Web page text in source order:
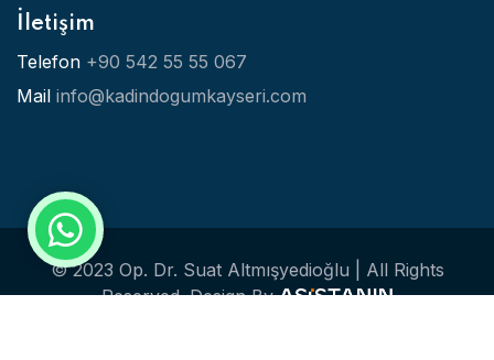
İletişim
Telefon +90 542 55 55 067
Mail info@kadindogumkayseri.com
© 2023 Op. Dr. Suat Altmışyedioğlu | All Rights
Reserved.Design By